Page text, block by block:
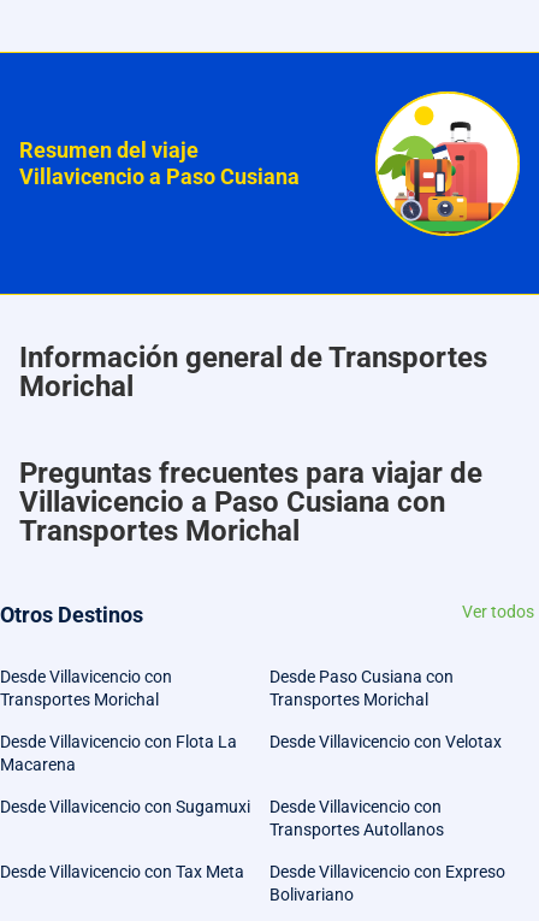
Resumen del viaje
Villavicencio a Paso Cusiana
Información general de Transportes
Morichal
Preguntas frecuentes para viajar de
Villavicencio a Paso Cusiana con
Transportes Morichal
Otros Destinos Ver todos
Desde Villavicencio con
Transportes Morichal
Desde Paso Cusiana con
Transportes Morichal
Desde Villavicencio con Flota La
Macarena
Desde Villavicencio con Velotax
Desde Villavicencio con Sugamuxi
Desde Villavicencio con
Transportes Autollanos
Desde Villavicencio con Tax Meta
Desde Villavicencio con Expreso
Bolivariano